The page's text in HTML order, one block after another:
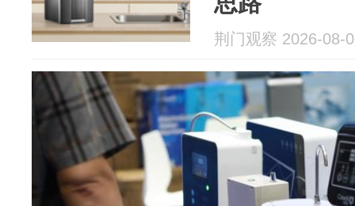
荆门观察 2026-08-